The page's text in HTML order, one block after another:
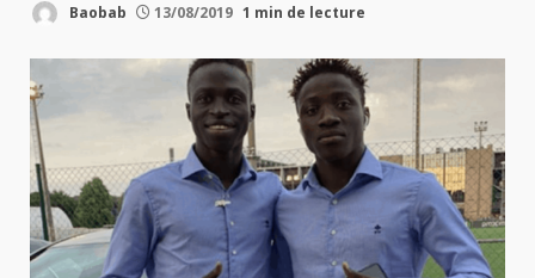
Baobab 13/08/2019 1 min de lecture